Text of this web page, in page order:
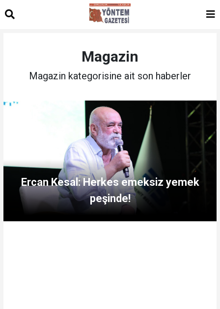
Magazin
Magazin kategorisine ait son haberler
KARIŞIK KAFALAR'A YOĞUN İLGİ